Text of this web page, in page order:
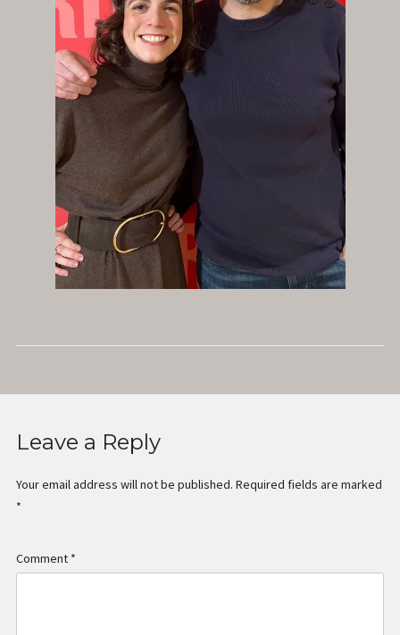
Leave a Reply
Your email address will not be published. Required fields are marked
*
Comment *